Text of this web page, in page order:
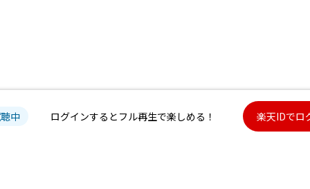
中 ログインするとフル再生で楽しめる！ 楽天IDでロ